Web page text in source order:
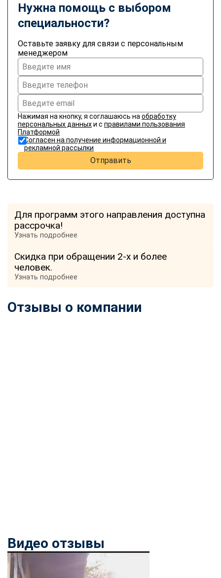
Нужна помощь с выбором
специальности?
Оставьте заявку для связи с персональным
менеджером
Нажимая на кнопку, я соглашаюсь на обработку
персональных данныхи с правилами пользования
Платформой
Согласен на получение информационной и
рекламной рассылки
Отправить
Для программ этого направления доступна
рассрочка!
Узнать подробнее
Скидка при обращении 2-х и более
человек.
Узнать подробнее
Отзывы о компании
Видео отзывы